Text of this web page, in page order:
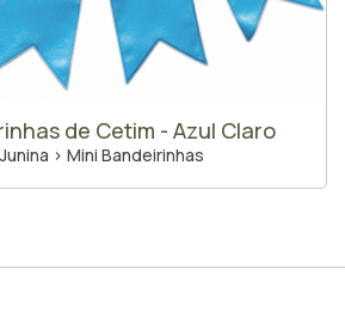
de Cetim - Azul Claro
> Mini Bandeirinhas